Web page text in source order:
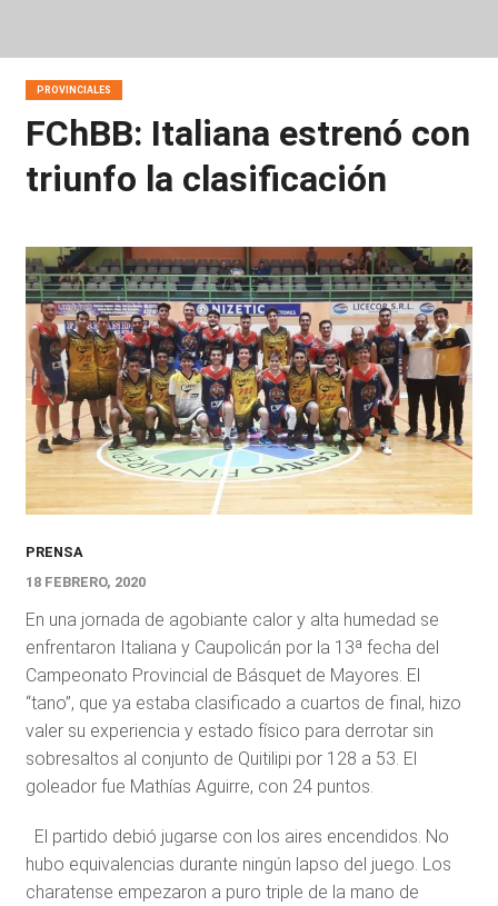
PROVINCIALES
FChBB: Italiana estrenó con
triunfo la clasificación
PRENSA
18 FEBRERO, 2020
En una jornada de agobiante calor y alta humedad se
enfrentaron Italiana y Caupolicán por la 13ª fecha del
Campeonato Provincial de Básquet de Mayores. El
“tano”, que ya estaba clasificado a cuartos de final, hizo
valer su experiencia y estado físico para derrotar sin
sobresaltos al conjunto de Quitilipi por 128 a 53. El
goleador fue Mathías Aguirre, con 24 puntos.
El partido debió jugarse con los aires encendidos. No
hubo equivalencias durante ningún lapso del juego. Los
charatense empezaron a puro triple de la mano de